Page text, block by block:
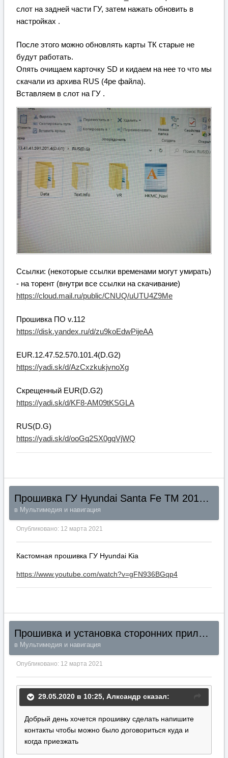
слот на задней части ГУ, затем нажать обновить в
настройках .
После этого можно обновлять карты ТК старые не
будут работать.
Опять очищаем карточку SD и кидаем на нее то что мы
скачали из архива RUS (4ре файла).
Вставляем в слот на ГУ .
Ссылки: (некоторые ссылки временами могут умирать)
- на торент (внутри все ссылки на скачивание)
https://cloud.mail.ru/public/CNUQ/uUTU4Z9Me
Прошивка ПО v.112
https://disk.yandex.ru/d/zu9koEdwPijeAA
EUR.12.47.52.570.101.4(D.G2)
https://yadi.sk/d/AzCxzkukjvnoXg
Скрещенный EUR(D.G2)
https://yadi.sk/d/KF8-AM09tKSGLA
RUS(D.G)
https://yadi.sk/d/ooGq2SX0gqVjWQ
Прошивка ГУ Hyundai Santa Fe TM 2018+ KoreaCustom
в Мультимедия и навигация
Опубликовано: 12 марта 2021
Кастомная прошивка ГУ Hyundai Kia
https://www.youtube.com/watch?v=gFN936BGqp4
Прошивка и установка сторонних приложений на Штатные Головные Устройства 7` и 8`Hyundai Santa Fe TM 2018+
в Мультимедия и навигация
Опубликовано: 12 марта 2021
29.05.2020 в 10:25, Алксандр сказал:
Добрый день хочется прошивку сделать напишите
контакты чтобы можно было договориться куда и
когда приезжать